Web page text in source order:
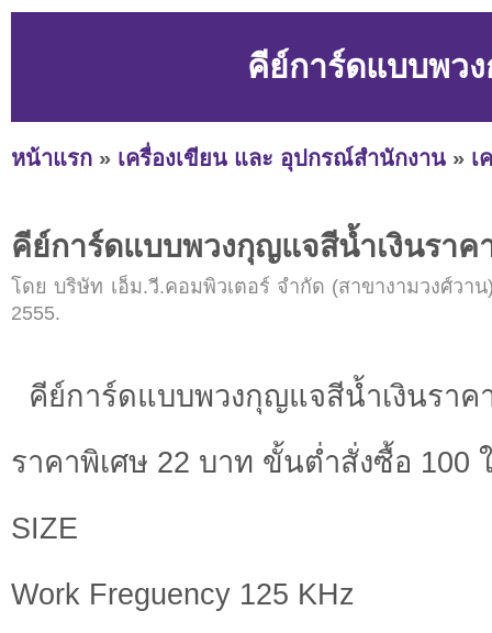
คีย์การ์ดแบบพว
หน้าแรก » เครื่องเขียน และ อุปกรณ์สำนักงาน » เ
คีย์การ์ดแบบพวงกุญแจสีน้ำเงินราค
โดย บริษัท เอ็ม.วี.คอมพิวเตอร์ จำกัด (สาขางามวงศ์ว
2555.
คีย์การ์ดแบบพวงกุญแจสีน้ำเงินราค
ราคาพิเศษ 22 บาท ขั้นต่ำสั่งซื้อ 100
SIZE
Work Freguency 125 KHz